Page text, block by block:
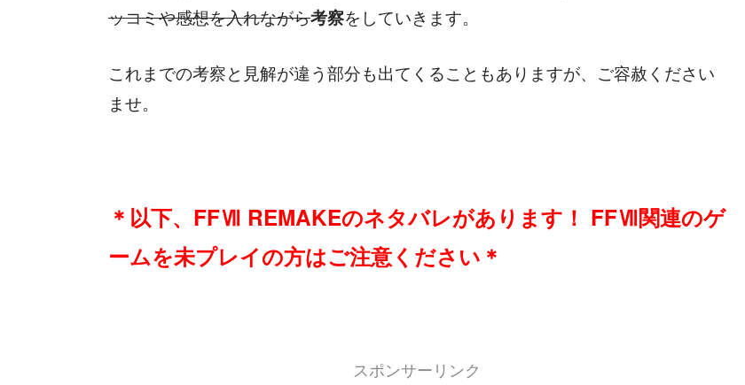
ッコミや感想を入れながら考察をしていきます。
これまでの考察と見解が違う部分も出てくることもありますが、ご容赦ください
ませ。
＊以下、FFⅦ REMAKEのネタバレがあります！ FFⅦ関連のゲ
ームを未プレイの方はご注意ください＊
スポンサーリンク